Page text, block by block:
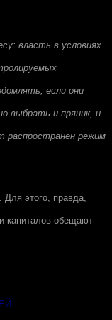
власть в условиях
если они
выбрать и пряник, и
распространен режим
этого, правда,
капиталов обещают